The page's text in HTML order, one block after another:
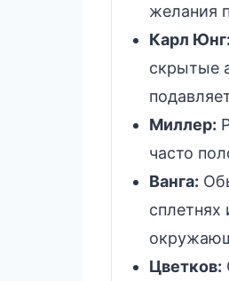
желания
Карл Юнг:
скрытые
Миллер:
часто
Ванга:
Цветков: